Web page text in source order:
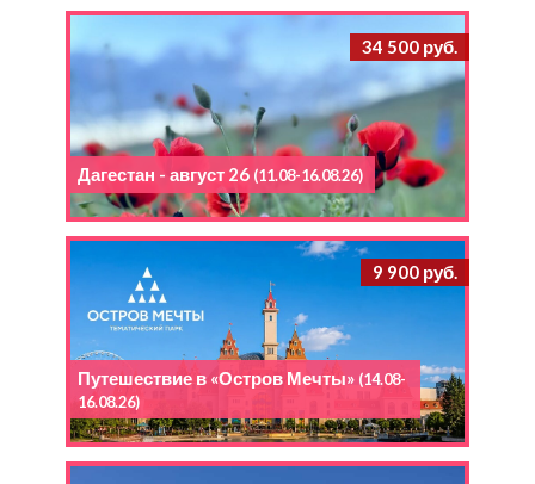
34 500 руб.
Дагестан - август 26 (11.08-16.08.26)
9 900 руб.
Путешествие в «Остров Мечты» (14.08-
16.08.26)